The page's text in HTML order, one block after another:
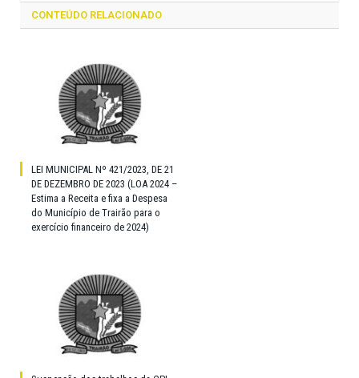
CONTEÚDO RELACIONADO
LEI MUNICIPAL Nº 421/2023, DE 21
DE DEZEMBRO DE 2023 (LOA 2024 –
Estima a Receita e fixa a Despesa
do Município de Trairão para o
exercício financeiro de 2024)